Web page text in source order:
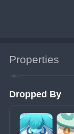
Properties
Dropped By